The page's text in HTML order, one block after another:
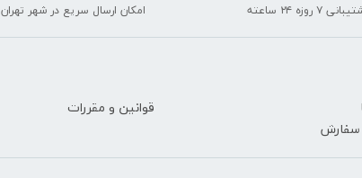
۷ روزه ۲۴ ساعته امکان ارسال سریع در شهر تهران
قوانین و مقررات
سفارش